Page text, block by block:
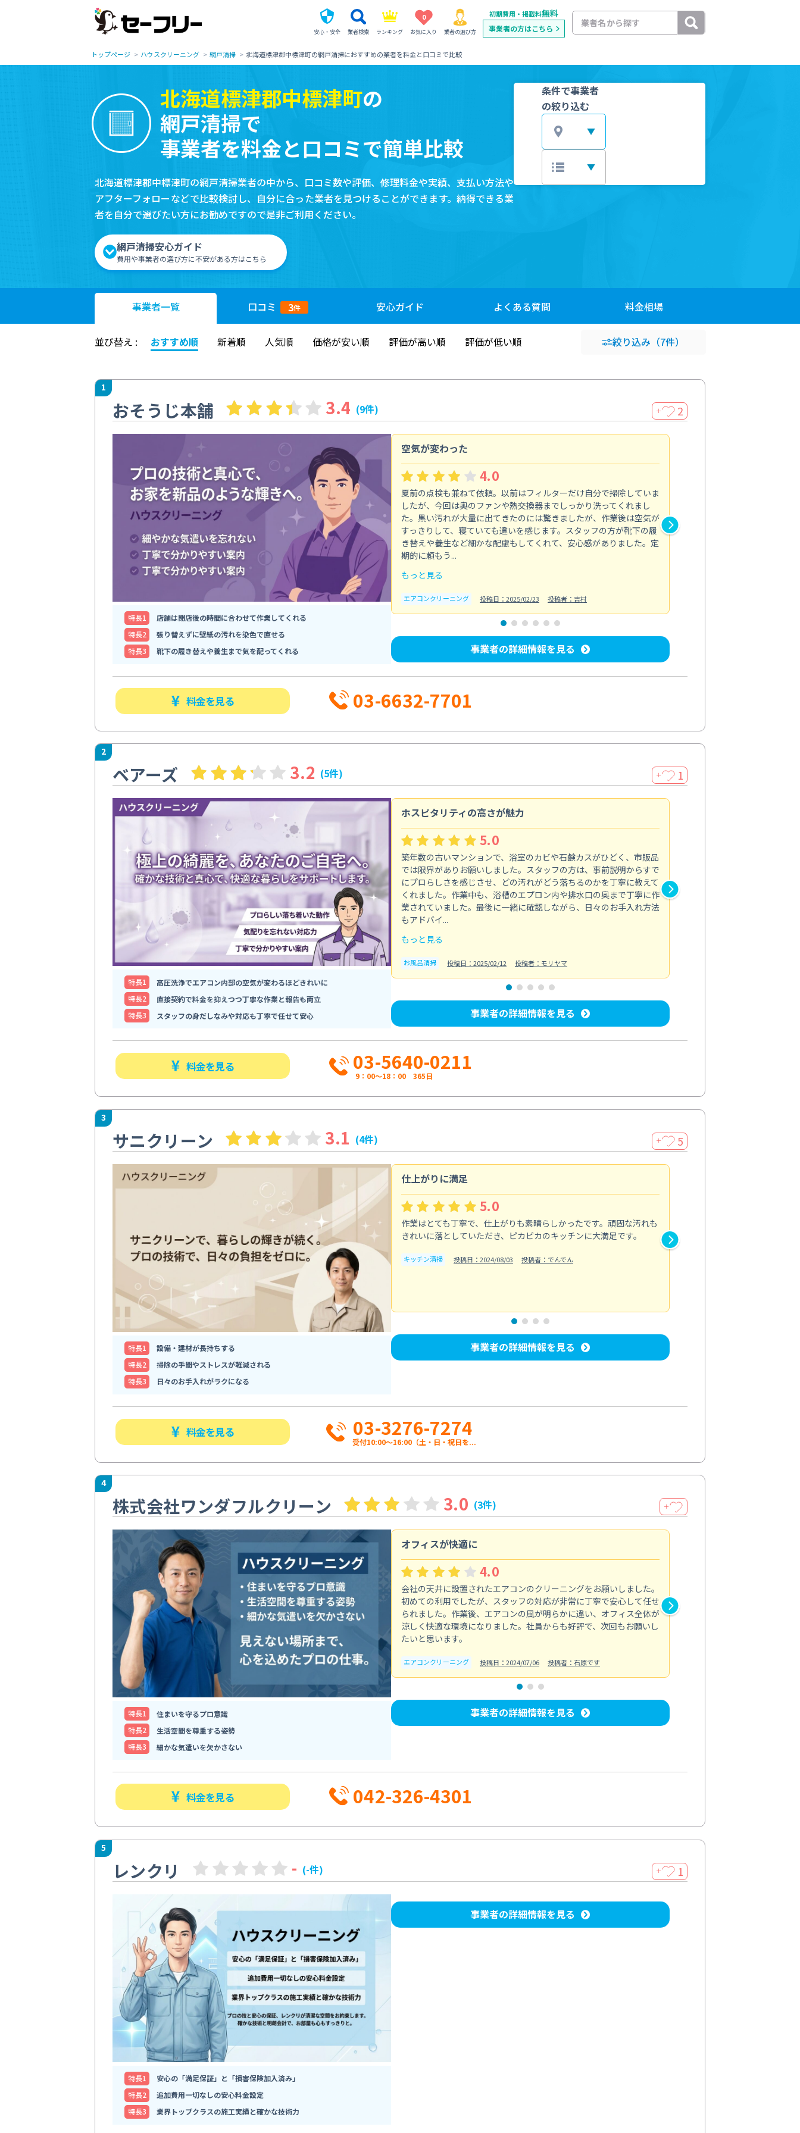
安心・安全 業者検索 ランキング
0
お気に入り 業者の選び方
初期費用・掲載料無料
事業者の方はこちら
トップページ ハウスクリーニング 網戸清掃 北海道標津郡中標津町の網戸清掃におすすめの業者を料金と口コミで比較
北海道標津郡中標津町の
網戸清掃で
事業者を料金と口コミで簡単比較
北海道標津郡中標津町の網戸清掃業者の中から、口コミ数や評価、修理料金や実績、支払い方法や
アフターフォローなどで比較検討し、自分に合った業者を見つけることができます。納得できる業
者を自分で選びたい方にお勧めですので是非ご利用ください。
網戸清掃安心ガイド
費用や事業者の選び方に不安がある方はこちら
条件で事業者
の絞り込む
事業者一覧 口コミ 3件 安心ガイド よくある質問 料金相場
並び替え : おすすめ順 新着順 人気順 価格が安い順 評価が高い順 評価が低い順 絞り込み （7件）
1
おそうじ本舗 3.4 (9件) ＋ 2
特⻑1
店舗は閉店後の時間に合わせて作業してくれる
特⻑2
張り替えずに壁紙の汚れを染色で直せる
特⻑3
靴下の履き替えや養生まで気を配ってくれる
空気が変わった
4.0
夏前の点検も兼ねて依頼。以前はフィルターだけ自分で掃除していま
したが、今回は奥のファンや熱交換器までしっかり洗ってくれまし
た。黒い汚れが大量に出てきたのには驚きましたが、作業後は空気が
すっきりして、寝ていても違いを感じます。スタッフの方が靴下の履
き替えや養生など細かな配慮もしてくれて、安心感がありました。定
期的に頼もう...
もっと見る
エアコンクリーニング 投稿日：2025/02/23 投稿者：吉村
事業者の詳細情報を見る
料金を見る 03-6632-7701
2
ベアーズ 3.2 (5件) ＋ 1
特⻑1
高圧洗浄でエアコン内部の空気が変わるほどきれいに
特⻑2
直接契約で料金を抑えつつ丁寧な作業と報告も両立
特⻑3
スタッフの身だしなみや対応も丁寧で任せて安心
ホスピタリティの高さが魅力
5.0
築年数の古いマンションで、浴室のカビや石鹸カスがひどく、市販品
では限界がありお願いしました。スタッフの方は、事前説明からすで
にプロらしさを感じさせ、どの汚れがどう落ちるのかを丁寧に教えて
くれました。作業中も、浴槽のエプロン内や排水口の奥まで丁寧に作
業されていました。最後に一緒に確認しながら、日々のお手入れ方法
もアドバイ...
もっと見る
お風呂清掃 投稿日：2025/02/12 投稿者：モリヤマ
事業者の詳細情報を見る
料金を見る 03-5640-0211
9：00～18：00 365日
3
サニクリーン 3.1 (4件) ＋ 5
特⻑1
設備・建材が長持ちする
特⻑2
掃除の手間やストレスが軽減される
特⻑3
日々のお手入れがラクになる
仕上がりに満足
5.0
作業はとても丁寧で、仕上がりも素晴らしかったです。頑固な汚れも
きれいに落としていただき、ピカピカのキッチンに大満足です。
キッチン清掃 投稿日：2024/08/03 投稿者：でんでん
事業者の詳細情報を見る
料金を見る 03-3276-7274
受付10:00〜16:00（土・日・祝日を...
4
株式会社ワンダフルクリーン 3.0 (3件) ＋
特⻑1
住まいを守るプロ意識
特⻑2
生活空間を尊重する姿勢
特⻑3
細かな気遣いを欠かさない
オフィスが快適に
4.0
会社の天井に設置されたエアコンのクリーニングをお願いしました。
初めての利用でしたが、スタッフの対応が非常に丁寧で安心して任せ
られました。作業後、エアコンの風が明らかに違い、オフィス全体が
涼しく快適な環境になりました。社員からも好評で、次回もお願いし
たいと思います。
エアコンクリーニング 投稿日：2024/07/06 投稿者：石原です
事業者の詳細情報を見る
料金を見る 042-326-4301
5
レンクリ - (-件) ＋ 1
特⻑1
安心の「満足保証」と「損害保険加入済み」
特⻑2
追加費用一切なしの安心料金設定
特⻑3
業界トップクラスの施工実績と確かな技術力
事業者の詳細情報を見る